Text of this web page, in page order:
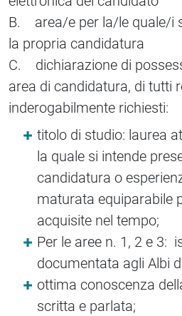
B. area/e per la/le quale/i
la propria candidatura
C. dichiarazione di
area di candidatura, di tutti
inderogabilmente richiesti:
titolo di studio: laurea
la quale si intende
candidatura o
maturata equiparabile
acquisite nel tempo;
Per le aree n. 1, 2 e 3:
documentata agli Albi
ottima conoscenza
scritta e parlata;